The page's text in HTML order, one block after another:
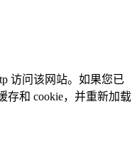
访问该网站。如果您已
存和 cookie，并重新加载